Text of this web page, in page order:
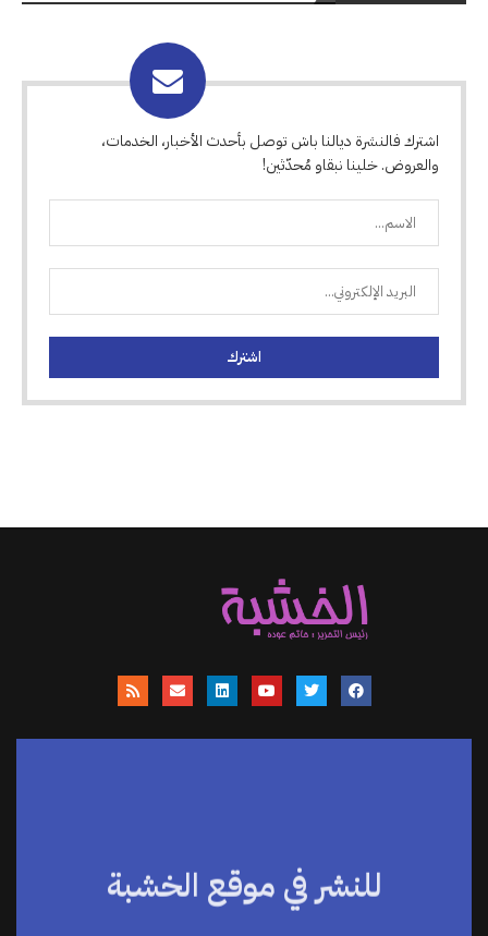
اشترك فالنشرة ديالنا باش توصل بأحدث الأخبار، الخدمات،
والعروض. خلينا نبقاو مُحدّثين!
للنشر في موقع الخشبة